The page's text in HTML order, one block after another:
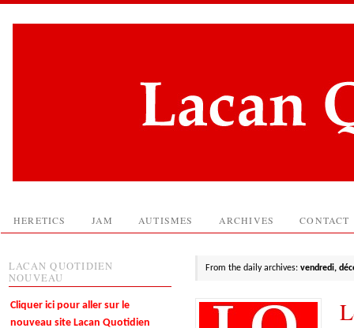
HERETICS JAM AUTISMES ARCHIVES CONTACT
From the daily archives: vendredi,
LACAN QUOTIDIEN
NOUVEAU
Cliquer ici pour aller sur le
nouveau site Lacan Quotidien